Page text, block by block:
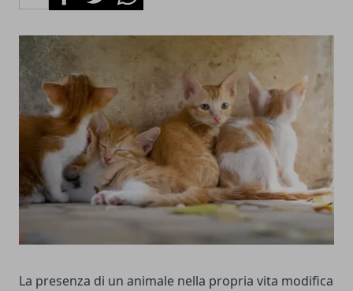
La presenza di un animale nella propria vita modifica